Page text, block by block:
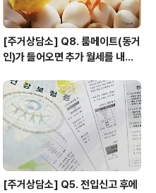
[주거상담소] Q8. 룸메이트(동거
인)가 들어오면 추가 월세를 내야
[주거상담소] Q5. 전입신고 후에